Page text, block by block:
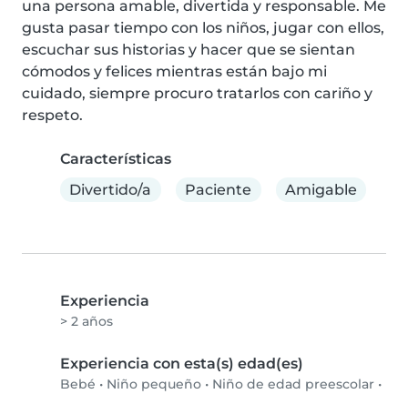
una persona amable, divertida y responsable. Me
gusta pasar tiempo con los niños, jugar con ellos,
escuchar sus historias y hacer que se sientan
cómodos y felices mientras están bajo mi
cuidado, siempre procuro tratarlos con cariño y
respeto.
Características
Divertido/a
Paciente Amigable
Experiencia
> 2 años
Experiencia con esta(s) edad(es)
Bebé • Niño pequeño • Niño de edad preescolar •